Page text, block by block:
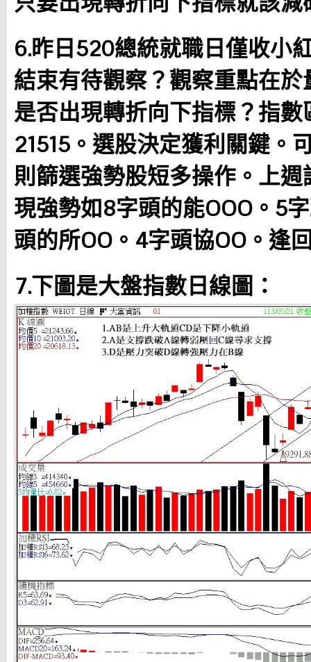
6.昨日520總統就職日僅收小
結束有待觀察？觀察重點在
是否出現轉折向下指標？指
21515。選股決定獲利關鍵。
則篩選強勢股短多操作。上
現強勢如8字頭的能OOO。5
頭的所OO。4字頭協OO。逢
7.下圖是大盤指數日線圖：